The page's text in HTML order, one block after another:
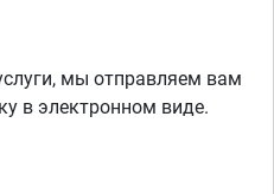
мы отправляем вам
в электронном виде.